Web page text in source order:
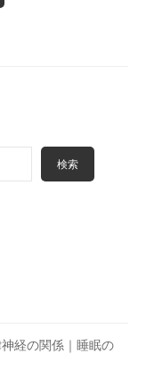
検索
経の関係｜睡眠の